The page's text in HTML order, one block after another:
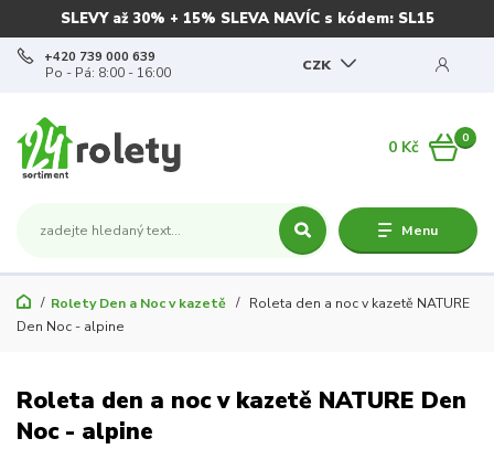
SLEVY až 30% + 15% SLEVA NAVÍC s kódem: SL15
Menu
CZK
+420 739 000 639
Po - Pá: 8:00 - 16:00
0
0 Kč
Rolety Den a Noc v kazetě
Roleta den a noc v kazetě NATURE
Den Noc - alpine
Roleta den a noc v kazetě NATURE Den
Noc - alpine